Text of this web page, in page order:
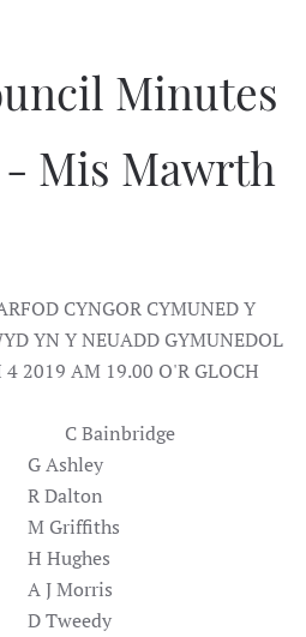
Minutes
Mis Mawrth
CYNGOR CYMUNED Y
YN Y NEUADD GYMUNEDOL
2019 AM 19.00 O'R GLOCH
C Bainbridge